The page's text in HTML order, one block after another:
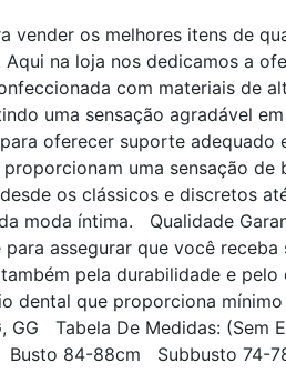
vender os melhores itens de
na loja nos dedicamos a
com materiais de
uma sensação agradável
oferecer suporte
uma sensação
os clássicos e discretos
moda íntima. Qualidade
assegurar que você
pela durabilidade e
que proporciona
GG Tabela De Medidas:
84-88cm Subbusto 74-